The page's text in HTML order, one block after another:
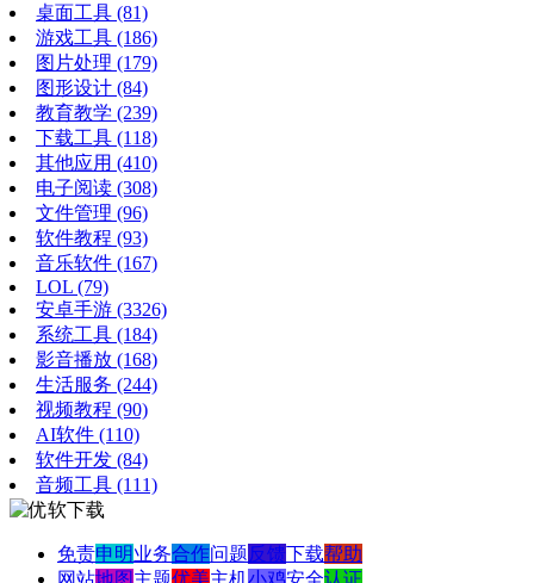
桌面工具 (81)
游戏工具 (186)
图片处理 (179)
图形设计 (84)
教育教学 (239)
下载工具 (118)
其他应用 (410)
电子阅读 (308)
文件管理 (96)
软件教程 (93)
音乐软件 (167)
LOL (79)
安卓手游 (3326)
系统工具 (184)
影音播放 (168)
生活服务 (244)
视频教程 (90)
AI软件 (110)
软件开发 (84)
音频工具 (111)
免责申明业务合作问题反馈下载帮助